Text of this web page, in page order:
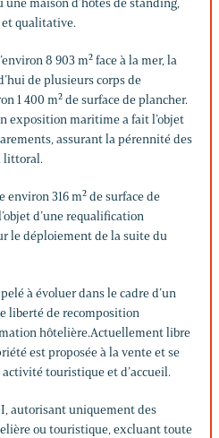
maison d’hôtes de standing,
qualitative.
8 903 m² face à la mer, la
de plusieurs corps de
1 400 m² de surface de plancher.
exposition maritime a fait l’objet
assurant la pérennité des
littoral.
environ 316 m² de surface de
d’une requalification
le déploiement de la suite du
à évoluer dans le cadre d’un
liberté de recomposition
hôtelière.Actuellement libre
est proposée à la vente et se
touristique et d’accueil.
autorisant uniquement des
ou touristique, excluant toute